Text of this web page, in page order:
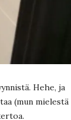
Hehe, ja
(mun mielestä